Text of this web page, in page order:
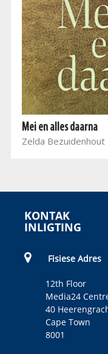
Mei en alles daarna
Zelda Bezuidenhout
KONTAK
INLIGTING
Fisiese Adres
12th Floor
Media24
40
Cape Town
8001